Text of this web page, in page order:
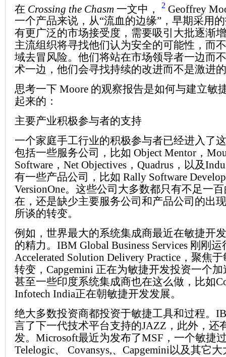
在 Crossing the Chasm 一文中， 2 Geoffrey
一个产品来说，从“流血的边缘”，早期采用
有更广泛的市场接受度，需要吸引大批逐渐
主流组织将寻找他们认为安全的可能性，而
域去冒风险。他们将站在市场领导者一边而
术一边，他们会寻找持续的改进而不是激进
思考一下 Moore 的观察报告是如何与建立敏
起来的：
主要产业积极参与者的支持
一个家庭手工行业的积极参与者已经进入了
包括一些服务公司，比如 Object Mentor，
Software，Net Objectives，Quadrus，以及
有一些产品公司，比如 Rally Software
VersionOne。这些公司大多数都只有不足一
在，还是缺少主要服务公司和产品公司的出
所谈的转变。
例如，世界最大的系统集成商最近在敏捷开
的精力。IBM Global Business Services 刚刚
Accelerated Solution Delivery Practice，聚焦
转变，Capgemini 正在为敏捷开发投资一个
甚至一些印度系统集成商也在这么做，比如
Infotech India正在朝敏捷开发发展。
绝大多数投资商都投资于敏捷工具和过程。
言了下一代技术平台支持的JAZZ，此外，还
发。Microsoft最近为发布了MSF，一个敏捷
Telelogic、 Covansys,、Capgemini以及其它